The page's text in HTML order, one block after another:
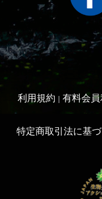
Copyright ©2016
An impress Group